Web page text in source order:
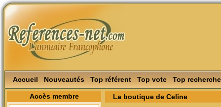
Accueil Nouveautés Top référent Top vote Top recherche
Accès membre La boutique de Celine